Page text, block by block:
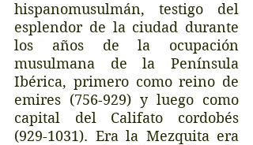
hispanomusulmán, testigo del
esplendor de la ciudad durante
los años de la ocupación
musulmana de la Península
Ibérica, primero como reino de
emires (756-929) y luego como
capital del Califato cordobés
(929-1031). Era la Mezquita era